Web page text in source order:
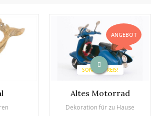
SONDERPREIS!
ANGEBOT
Altes Motorrad
Dekoration für zu Hause